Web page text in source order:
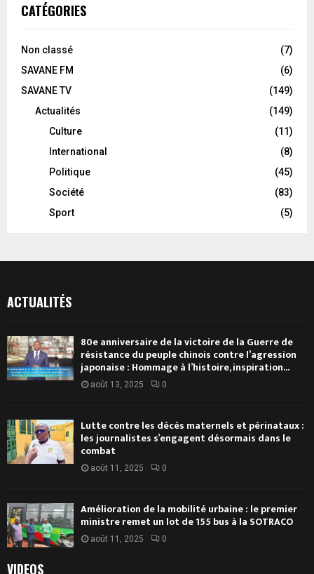
CATÉGORIES
Non classé
(7)
SAVANE FM
(6)
SAVANE TV
(149)
Actualités
(149)
Culture
(11)
International
(8)
Politique
(45)
Société
(83)
Sport
(5)
ACTUALITÉS
80e anniversaire de la victoire de la Guerre de
résistance du peuple chinois contre l’agression
japonaise : Hommage à l’histoire, inspiration...
août 13, 2025 0
Lutte contre les décès maternels et périnataux :
les journalistes s’engagent désormais dans le
combat
août 11, 2025 0
Amélioration de la mobilité urbaine : le premier
ministre remet un lot de 155 bus à la SOTRACO
août 11, 2025 0
VIDEOS